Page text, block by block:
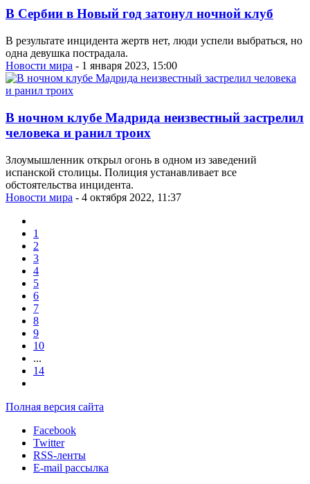
В Сербии в Новый год затонул ночной клуб
В результате инцидента жертв нет, люди успели выбраться, но
одна девушка пострадала.
Новости мира - 1 января 2023, 15:00
В ночном клубе Мадрида неизвестный застрелил
человека и ранил троих
Злоумышленник открыл огонь в одном из заведений
испанской столицы. Полиция устанавливает все
обстоятельства инцидента.
Новости мира - 4 октября 2022, 11:37
1
2
3
4
5
6
7
8
9
10
...
14
Полная версия сайта
Facebook
Twitter
RSS-ленты
E-mail рассылка